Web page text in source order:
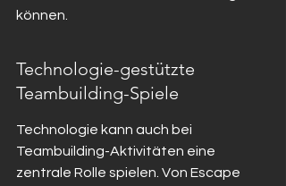
können.
Technologie-gestützte
Teambuilding-Spiele
Technologie kann auch bei
Teambuilding-Aktivitäten eine
zentrale Rolle spielen. Von Escape